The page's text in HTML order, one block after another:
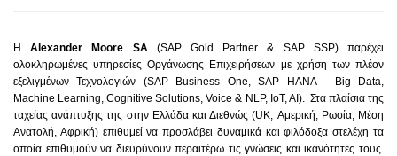
HAlexander Moore SA(SAP Gold Partner & SAP SSP) παρέχει
ολοκληρωμένες υπηρεσίες Οργάνωσης Επιχειρήσεων με χρήση των πλέον
εξελιγμένων Τεχνολογιών (SAP Business One, SAP HANA - Big Data,
Machine Learning,Cognitive Solutions,Voice & NLP, IoT, AI ). Στα πλαίσια της
ταχείας ανάπτυξης της στην Ελλάδα και Διεθνώς (UK, Αμερική, Ρωσία, Μέση
Ανατολή, Αφρική) επιθυμεί να προσλάβει δυναμικά και φιλόδοξα στελέχη τα
οποία επιθυμούν να διευρύνουν περαιτέρω τις γνώσεις και ικανότητες τους.